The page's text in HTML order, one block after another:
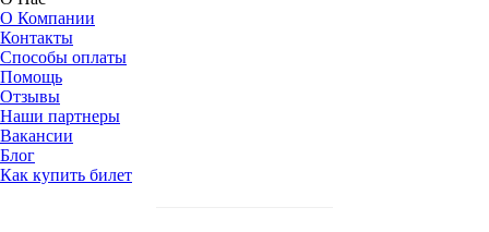
О Компании
Контакты
Способы оплаты
Помощь
Отзывы
Наши партнеры
Вакансии
Блог
Как купить билет